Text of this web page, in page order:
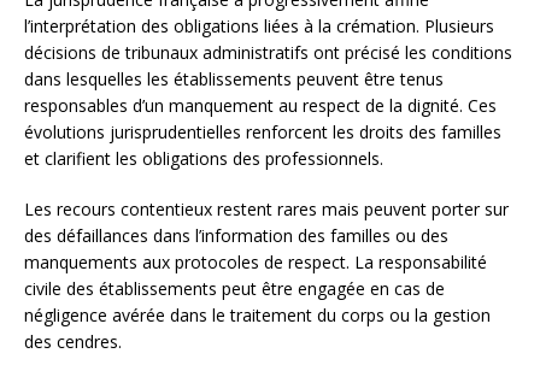
l’interprétation des obligations liées à la crémation. Plusieurs
décisions de tribunaux administratifs ont précisé les conditions
dans lesquelles les établissements peuvent être tenus
responsables d’un manquement au respect de la dignité. Ces
évolutions jurisprudentielles renforcent les droits des familles
et clarifient les obligations des professionnels.
Les recours contentieux restent rares mais peuvent porter sur
des défaillances dans l’information des familles ou des
manquements aux protocoles de respect. La responsabilité
civile des établissements peut être engagée en cas de
négligence avérée dans le traitement du corps ou la gestion
des cendres.